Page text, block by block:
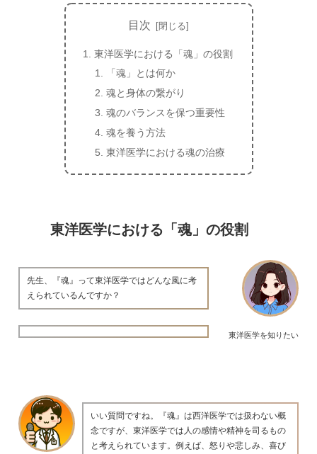
目次
東洋医学における「魂」の役割
「魂」とは何か
魂と身体の繋がり
魂のバランスを保つ重要性
魂を養う方法
東洋医学における魂の治療
東洋医学における「魂」の役割
東洋医学を知りたい
先生、『魂』って東洋医学ではどんな風に考
えられているんですか？
いい質問ですね。『魂』は西洋医学では扱わない概
念ですが、東洋医学では人の感情や精神を司るもの
と考えられています。例えば、怒りや悲しみ、喜び